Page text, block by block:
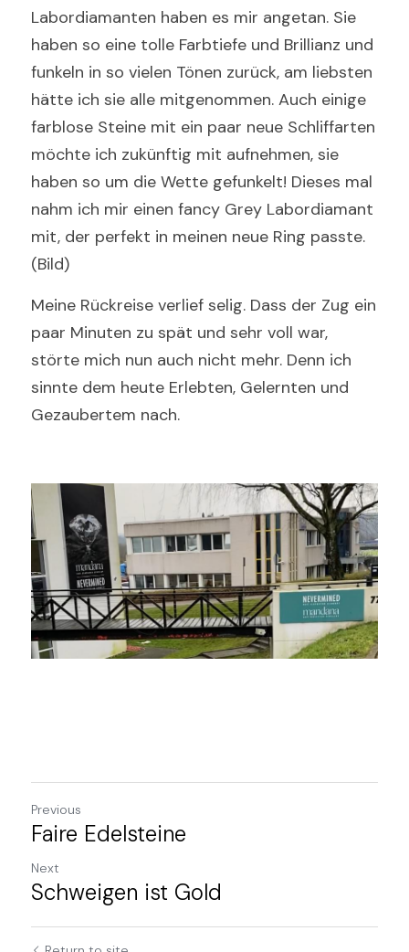
Labordiamanten haben es mir angetan. Sie
haben so eine tolle Farbtiefe und Brillianz und
funkeln in so vielen Tönen zurück, am liebsten
hätte ich sie alle mitgenommen. Auch einige
farblose Steine mit ein paar neue Schliffarten
möchte ich zukünftig mit aufnehmen, sie
haben so um die Wette gefunkelt! Dieses mal
nahm ich mir einen fancy Grey Labordiamant
mit, der perfekt in meinen neue Ring passte.
(Bild)
Meine Rückreise verlief selig. Dass der Zug ein
paar Minuten zu spät und sehr voll war,
störte mich nun auch nicht mehr. Denn ich
sinnte dem heute Erlebten, Gelernten und
Gezaubertem nach.
Previous
Faire Edelsteine
Next
Schweigen ist Gold